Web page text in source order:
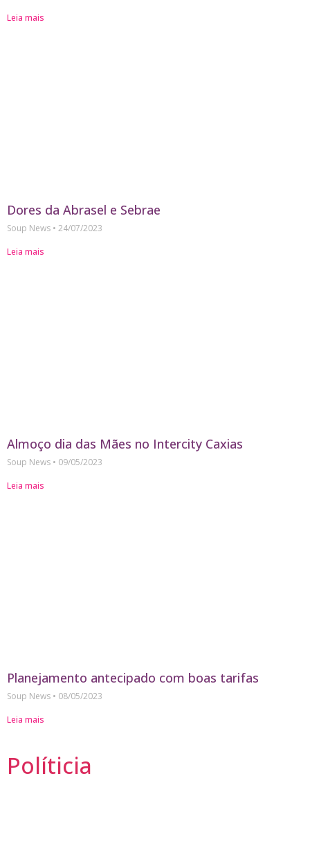
Leia mais
Dores da Abrasel e Sebrae
Soup News
24/07/2023
Leia mais
Almoço dia das Mães no Intercity Caxias
Soup News
09/05/2023
Leia mais
Planejamento antecipado com boas tarifas
Soup News
08/05/2023
Leia mais
Políticia